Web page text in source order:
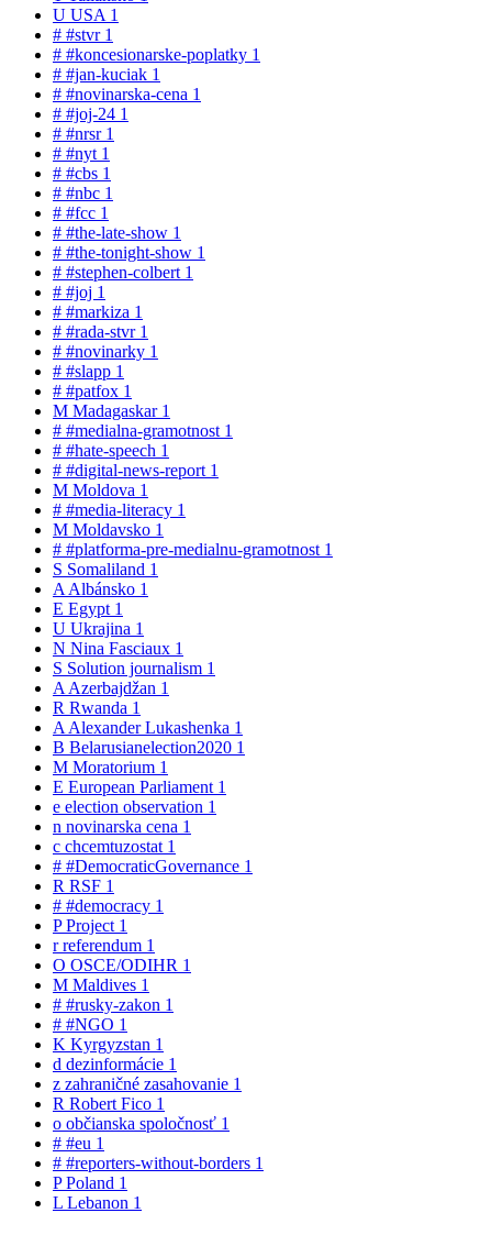
U USA 1
# #stvr 1
# #koncesionarske-poplatky 1
# #jan-kuciak 1
# #novinarska-cena 1
# #joj-24 1
# #nrsr 1
# #nyt 1
# #cbs 1
# #nbc 1
# #fcc 1
# #the-late-show 1
# #the-tonight-show 1
# #stephen-colbert 1
# #joj 1
# #markiza 1
# #rada-stvr 1
# #novinarky 1
# #slapp 1
# #patfox 1
M Madagaskar 1
# #medialna-gramotnost 1
# #hate-speech 1
# #digital-news-report 1
M Moldova 1
# #media-literacy 1
M Moldavsko 1
# #platforma-pre-medialnu-gramotnost 1
S Somaliland 1
A Albánsko 1
E Egypt 1
U Ukrajina 1
N Nina Fasciaux 1
S Solution journalism 1
A Azerbajdžan 1
R Rwanda 1
A Alexander Lukashenka 1
B Belarusianelection2020 1
M Moratorium 1
E European Parliament 1
e election observation 1
n novinarska cena 1
c chcemtuzostat 1
# #DemocraticGovernance 1
R RSF 1
# #democracy 1
PProject 1
rreferendum 1
O OSCE/ODIHR 1
M Maldives 1
# #rusky-zakon 1
# #NGO 1
K Kyrgyzstan 1
d dezinformácie 1
z zahraničné zasahovanie 1
R Robert Fico 1
o občianska spoločnosť 1
# #eu 1
# #reporters-without-borders 1
PPoland 1
L Lebanon 1